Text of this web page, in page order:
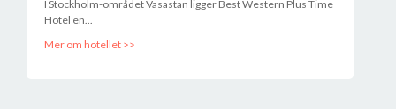
I Stockholm-området Vasastan ligger Best Western Plus Time
Hotel en...
Mer om hotellet >>